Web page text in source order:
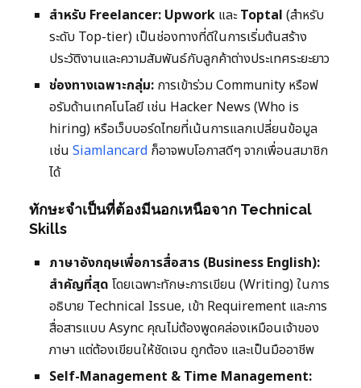
สำหรับ Freelancer: Upwork และToptal (สำหรับ
ระดับ Top-tier) เป็นช่องทางที่ดีในการเริ่มต้นสร้าง
ประวัติงานและความสัมพันธ์กับลูกค้าต่างประเทศระยะยาว
ช่องทางเฉพาะกลุ่ม: การเข้าร่วม Community หรือฟ
อรัมด้านเทคโนโลยี เช่น Hacker News (Who is
hiring) หรือเว็บบอร์ดไทยที่เน้นการแลกเปลี่ยนข้อมูล
เช่น Siamlancard ก็อาจพบโอกาสดีๆ จากเพื่อนสมาชิก
ได้
ทักษะจำเป็นที่ต้องมีนอกเหนือจาก Technical
Skills
ภาษาอังกฤษเพื่อการสื่อสาร (Business English):
สำคัญที่สุด โดยเฉพาะทักษะการเขียน (Writing) ในการ
อธิบาย Technical Issue, เข้า Requirement และการ
สื่อสารแบบ Async คุณไม่ต้องพูดคล่องเหมือนเจ้าของ
ภาษา แต่ต้องเขียนให้ชัดเจน ถูกต้อง และเป็นมืออาชีพ
Self-Management & Time Management: